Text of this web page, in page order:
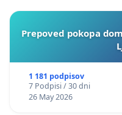
Prepoved pokopa
1 181 podpisov
7 Podpisi / 30 dni
26 May 2026